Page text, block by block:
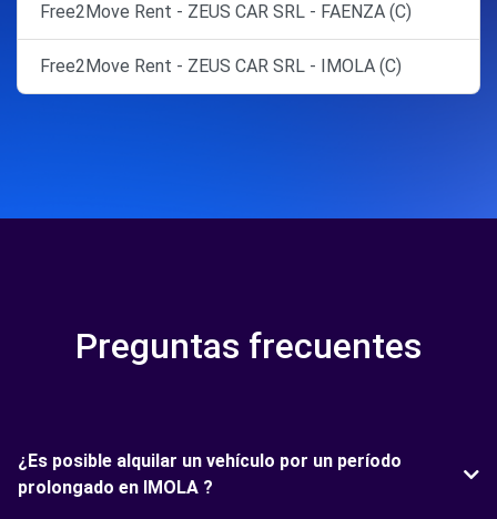
Free2Move Rent - ZEUS CAR SRL - FAENZA (C)
Free2Move Rent - ZEUS CAR SRL - IMOLA (C)
Preguntas frecuentes
¿Es posible alquilar un vehículo por un período
prolongado en IMOLA ?